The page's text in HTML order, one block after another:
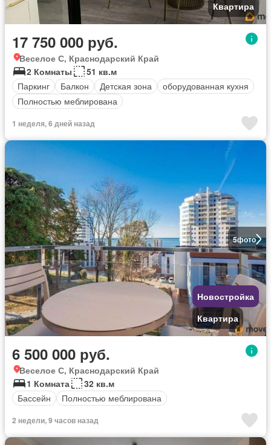
Квартира
17 750 000 руб.
Веселое С, Краснодарский Край
2 Комнаты
51 кв.м
Паркинг
Балкон Детская зона
оборудованная кухня
Полностью меблирована
1 неделя, 6 дней назад
5фото
Новостройка
Квартира
6 500 000 руб.
Веселое С, Краснодарский Край
1 Комната
32 кв.м
Бассейн
Полностью меблирована
2 недели, 9 часов назад